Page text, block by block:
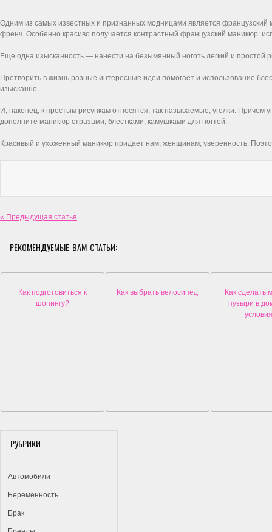
Одним из самых известных и признанных модницами является
френч. Особенно красиво получается контрастный французский маникюр:
Еще одна изысканность — нанести на безымянный ноготь легкий и простой
Претворить в жизнь разные интересные идеи помогает и использование
изысканно.
И, наконец, к простым рисункам относятся, так называемые, уголки. Причем
дополните маникюр стразами, блестками, камушками для ногтей.
Красивый и ухоженный маникюр придает нам, женщинам, уверенность.
« Предыдущая статья
РЕКОМЕНДУЕМЫЕ ВАМ СТАТЬИ:
Как подготовиться к
шопингу?
Как выбрать велосипед
Как сделать
пузыри в
РУБРИКИ
Автомобили
Беременность
Брак